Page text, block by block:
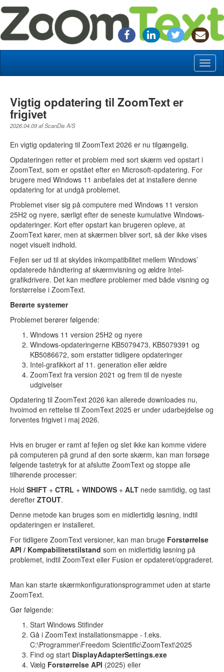
Vigtig opdatering til ZoomText er
frigivet
2026.04.09 af ScanDis A/S
En vigtig opdatering til ZoomText 2026 er nu tilgængelig.
Opdateringen retter et problem med sort skærm ved opstart i
ZoomText, som er opstået efter en Microsoft-opdatering. For
brugere med Windows 11 anbefales det at installere denne
opdatering for at undgå problemet.
Problemet viser sig på computere med Windows 11 version
25H2 og nyere, særligt efter de seneste kumulative Windows-
opdateringer. Kort efter opstart kan brugeren opleve, at
ZoomText kører, men at skærmen bliver sort, så der ikke vises
noget visuelt indhold.
Fejlen ser ud til at skyldes inkompatibilitet mellem Windows’
opdaterede håndtering af skærmvisning og ældre Intel-
grafikdrivere. Det kan medføre problemer med både visning og
forstørrelse i ZoomText.
Berørte systemer
Problemet berører følgende:
Windows 11 version 25H2 og nyere
Windows-opdateringerne KB5079473, KB5079391 og
KB5086672, som erstatter tidligere opdateringer
Intel-grafikkort af 11. generation eller ældre
ZoomText fra version 2021 og frem til de nyeste
udgivelser
Opdatering til ZoomText 2026 kan allerede downloades nu,
hvoimod en rettelse til ZoomText 2025 er under udarbejdelse og
forventes frigivet i maj 2026.
Hvis en bruger er ramt af fejlen og slet ikke kan komme videre
på computeren på grund af den sorte skærm, kan man forsøge
følgende tastetryk for at afslutte ZoomText og stoppe alle
tilhørende processer:
Hold SHIFT + CTRL + WINDOWS + ALT nede samtidig, og tast
derefter ZTOUT.
Denne metode kan bruges som en midlertidig løsning, indtil
opdateringen er installeret.
For tidligere ZoomText versioner, kan man bruge Forstørrelse
API / Kompabilitetstilstand som en midlertidig løsning på
problemet, indtil ZoomText eller Fusion er opdateret/opgraderet.
Man kan starte skærmkonfigurationsprogrammet uden at starte
ZoomText.
Gør følgende:
Start Windows Stifinder
Gå i ZoomText installationsmappe - f.eks.
C:\Programmer\Freedom Scientific\ZoomText\2025
Find og start DisplayAdapterSettings.exe
Vælg Forstørrelse API (2025) eller